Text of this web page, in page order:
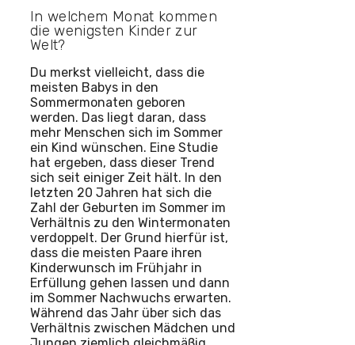
In welchem Monat kommen
die wenigsten Kinder zur
Welt?
Du merkst vielleicht, dass die
meisten Babys in den
Sommermonaten geboren
werden. Das liegt daran, dass
mehr Menschen sich im Sommer
ein Kind wünschen. Eine Studie
hat ergeben, dass dieser Trend
sich seit einiger Zeit hält. In den
letzten 20 Jahren hat sich die
Zahl der Geburten im Sommer im
Verhältnis zu den Wintermonaten
verdoppelt. Der Grund hierfür ist,
dass die meisten Paare ihren
Kinderwunsch im Frühjahr in
Erfüllung gehen lassen und dann
im Sommer Nachwuchs erwarten.
Während das Jahr über sich das
Verhältnis zwischen Mädchen und